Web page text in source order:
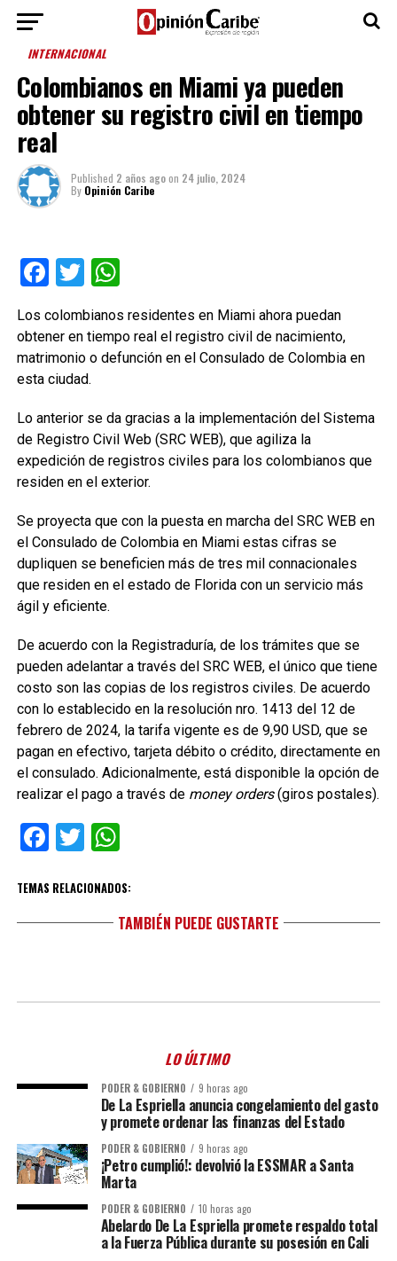
INTERNACIONAL
Colombianos en Miami ya pueden
obtener su registro civil en tiempo
real
Published 2 años agoon 24 julio, 2024
By Opinión Caribe
Facebook
TwitterWhatsApp
Los colombianos residentes en Miami ahora puedan
obtener en tiempo real el registro civil de nacimiento,
matrimonio o defunción en el Consulado de Colombia en
esta ciudad.
Lo anterior se da gracias a la implementación del Sistema
de Registro Civil Web (SRC WEB), que agiliza la
expedición de registros civiles para los colombianos que
residen en el exterior.
Se proyecta que con la puesta en marcha del SRC WEB en
el Consulado de Colombia en Miami estas cifras se
dupliquen se beneficien más de tres mil connacionales
que residen en el estado de Florida con un servicio más
ágil y eficiente.
De acuerdo con la Registraduría, de los trámites que se
pueden adelantar a través del SRC WEB, el único que tiene
costo son las copias de los registros civiles. De acuerdo
con lo establecido en la resolución nro. 1413 del 12 de
febrero de 2024, la tarifa vigente es de 9,90 USD, que se
pagan en efectivo, tarjeta débito o crédito, directamente en
el consulado. Adicionalmente, está disponible la opción de
realizar el pago a través de money orders(giros postales).
Facebook
TwitterWhatsApp
TEMAS RELACIONADOS:
TAMBIÉN PUEDE GUSTARTE
LO ÚLTIMO
PODER & GOBIERNO 9 horas ago
De La Espriella anuncia congelamiento del gasto
y promete ordenar las finanzas del Estado
PODER & GOBIERNO 9 horas ago
¡Petro cumplió!: devolvió la ESSMAR a Santa
Marta
PODER & GOBIERNO 10 horas ago
Abelardo De La Espriella promete respaldo total
a la Fuerza Pública durante su posesión en Cali